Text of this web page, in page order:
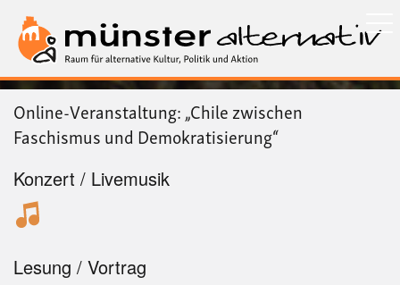
zum
Inhalt
Online-Veranstaltung: „Chile zwischen
Faschismus und Demokratisierung“
Konzert / Livemusik
Lesung / Vortrag